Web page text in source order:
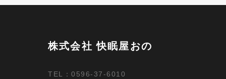
株式会社 快眠屋おの
TEL：0596-37-6010